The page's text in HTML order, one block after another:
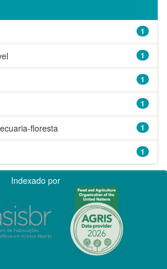
1
1
1
1
1
floresta
1
Indexado por